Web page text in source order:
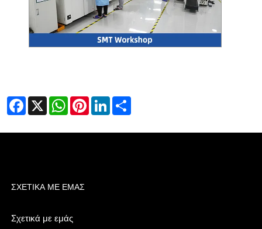
Facebook
X WhatsAppPinterestLinkedIn
ΣΧΕΤΙΚΆ ΜΕ ΕΜΆΣ
Σχετικά με εμάς